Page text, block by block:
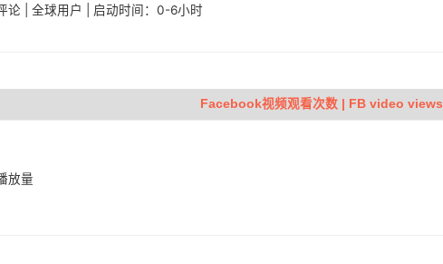
论 | 全球用户 | 启动时间：0-6小时
Facebook视频观看次数 | FB video views
放量